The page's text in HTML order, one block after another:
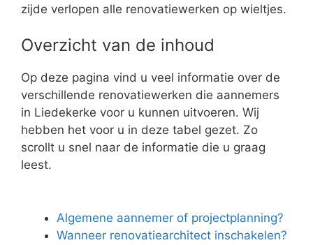
zijde verlopen alle renovatiewerken op wieltjes.
Overzicht van de inhoud
Op deze pagina vind u veel informatie over de
verschillende renovatiewerken die aannemers
in Liedekerke voor u kunnen uitvoeren. Wij
hebben het voor u in deze tabel gezet. Zo
scrollt u snel naar de informatie die u graag
leest.
Algemene aannemer of projectplanning?
Wanneer renovatiearchitect inschakelen?